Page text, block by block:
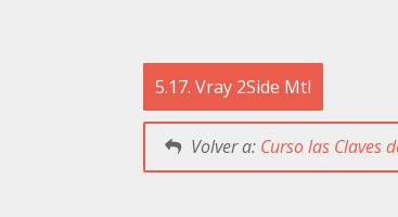
Tienda
Mi Cuenta
5.17. Vray 2Side Mtl
Volver a: Curso las Claves